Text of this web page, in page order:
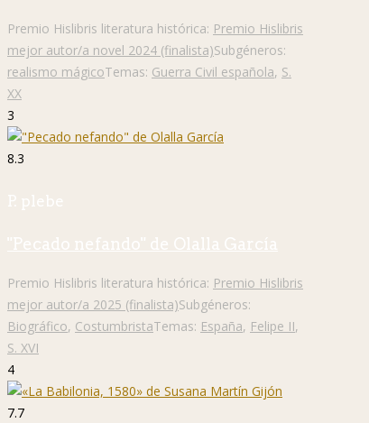
Premio Hislibris literatura histórica: Premio Hislibris
mejor autor/a novel 2024 (finalista)Subgéneros:
realismo mágicoTemas: Guerra Civil española, S.
XX
3
8.3
P. plebe
"Pecado nefando" de Olalla García
Premio Hislibris literatura histórica: Premio Hislibris
mejor autor/a 2025 (finalista)Subgéneros:
Biográfico, CostumbristaTemas: España, Felipe II,
S. XVI
4
7.7